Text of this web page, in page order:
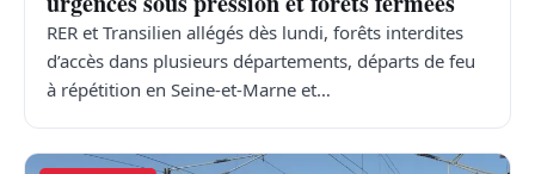
RER et Transilien allégés dès lundi, forêts interdites
d’accès dans plusieurs départements, départs de feu
à répétition en Seine-et-Marne et…